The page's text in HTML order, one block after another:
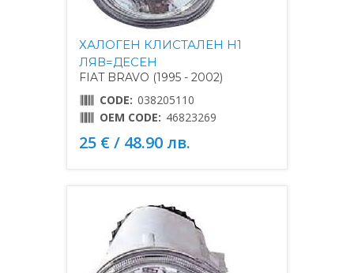
ХАЛОГЕН КЛИСТАЛЕН H1
ЛЯВ=ДЕСЕН
FIAT BRAVO (1995 - 2002)
CODE: 038205110
OEM CODE: 46823269
25 € / 48.90 лв.